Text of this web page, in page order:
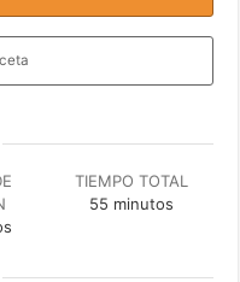
TIEMPO TOTAL
55 minutos
minutos